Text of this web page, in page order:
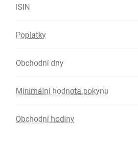
ISIN
Poplatky
Obchodní dny
Minimální hodnota pokynu
Obchodní hodiny